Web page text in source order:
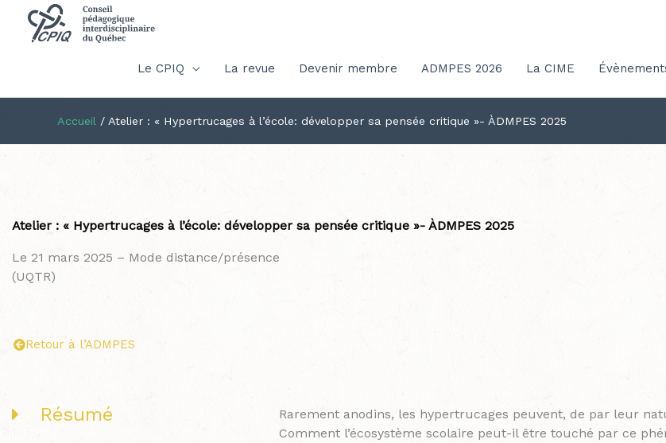
Le CPIQ La revue Devenir membre ADMPES 2026 La CIME
Accueil / Atelier : « Hypertrucages à l’école: développer sa pensée critique »- ÀDMPES 2025
Atelier : « Hypertrucages à l’école: développer sa pensée critique »- ÀDMPES 2025
Le 21 mars 2025 – Mode distance/présence
(UQTR)
Retour à l’ADMPES
Résumé
Rarement anodins, les hypertrucages peuvent, de par leur
Comment l’écosystème scolaire peut-il être touché par ce